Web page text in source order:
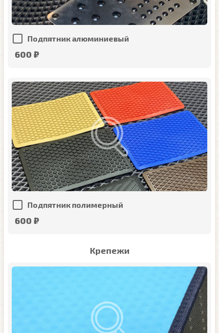
Подпятник алюминиевый
600 ₽
Подпятник полимерный
600 ₽
Крепежи